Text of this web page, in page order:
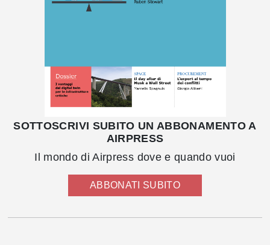
SOTTOSCRIVI SUBITO UN ABBONAMENTO A
AIRPRESS
Il mondo di Airpress dove e quando vuoi
ABBONATI SUBITO